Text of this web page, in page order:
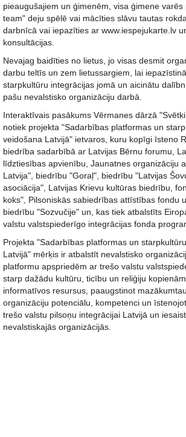
pieaugušajiem un ģimenēm, visa ģimene
team" deju spēlē vai mācīties slāvu tautas
darbnīcā vai iepazīties ar www.iespejukarte.lv
konsultācijas.
Nevajag baidīties no lietus, jo visas desmit
darbu teltīs un zem lietussargiem, lai
starpkultūru integrācijas jomā un aicinātu
pašu nevalstisko organizāciju darbā.
Interaktīvais pasākums Vērmanes dārzā
notiek projekta "Sadarbības platformas un
veidošana Latvijā" ietvaros, kuru kopīgi īsteno
biedrība sadarbībā ar Latvijas Bērnu forumu,
līdztiesības apvienību, Jaunatnes organizāciju
Latvija", biedrību "Goraļ", biedrību "Latvijas
asociācija", Latvijas Krievu kultūras biedrību,
koks", Pilsoniskās sabiedrības attīstības fondu
biedrību "Sozvučije" un, kas tiek atbalstīts
valstu valstspiederīgo integrācijas fonda
Projekta "Sadarbības platformas un
Latvijā" mērķis ir atbalstīt nevalstisko
platformu apspriedēm ar trešo valstu
starp dažādu kultūru, ticību un reliģiju
informatīvos resursus, paaugstinot
organizāciju potenciālu, kompetenci un
trešo valstu pilsoņu integrācijai Latvijā un
nevalstiskajās organizācijās.